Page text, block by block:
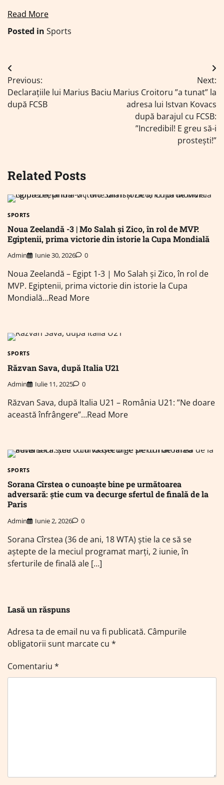
Read More
Posted in Sports
Navigare
în
articole
Previous:
Declarațiile lui Marius Baciu
după FCSB
Next:
Marius Croitoru ”a tunat” la
adresa lui Istvan Kovacs
după barajul cu FCSB:
”Incredibil! E greu să-i
prostești!”
Related Posts
SPORTS
Noua Zeelandă -3 | Mo Salah și Zico, în rol de MVP.
Egiptenii, prima victorie din istorie la Cupa Mondială
Admin Iunie 30, 2026 0
Noua Zeelandă – Egipt 1-3 | Mo Salah și Zico, în rol de
MVP. Egiptenii, prima victorie din istorie la Cupa
Mondială…Read More
SPORTS
Răzvan Sava, după Italia U21
Admin Iulie 11, 2025 0
Răzvan Sava, după Italia U21 – România U21: ”Ne doare
această înfrângere”…Read More
SPORTS
Sorana Cîrstea o cunoaște bine pe următoarea
adversară: știe cum va decurge sfertul de finală de la
Paris
Admin Iunie 2, 2026 0
Sorana Cîrstea (36 de ani, 18 WTA) știe la ce să se
aștepte de la meciul programat marți, 2 iunie, în
sferturile de finală ale […]
Lasă un răspuns
Adresa ta de email nu va fi publicată. Câmpurile
obligatorii sunt marcate cu *
Comentariu *